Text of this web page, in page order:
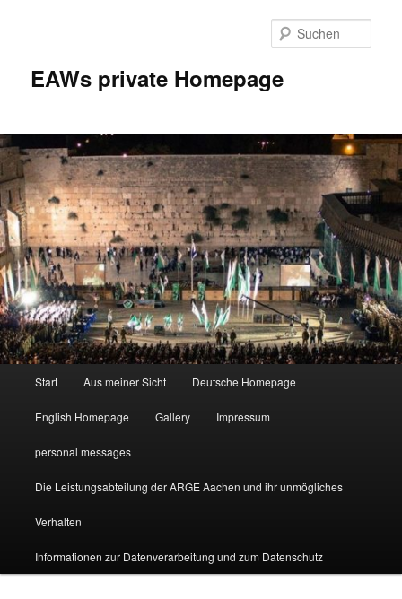
EAWs private Homepage
Start Aus meiner Sicht Deutsche Homepage
English Homepage Gallery Impressum
personal messages
Die Leistungsabteilung der ARGE Aachen und ihr unmögliches
Verhalten
Informationen zur Datenverarbeitung und zum Datenschutz